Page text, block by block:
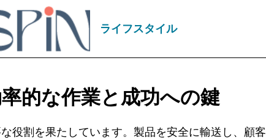
ライフスタイル
的な作業と成功への鍵
役割を果たしています。製品を安全に輸送し、顧客